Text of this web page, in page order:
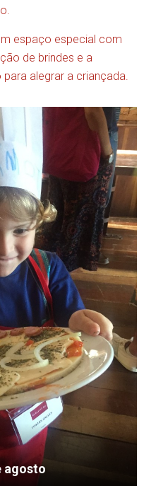
espaço especial com
de brindes e a
alegrar a criançada.
agosto